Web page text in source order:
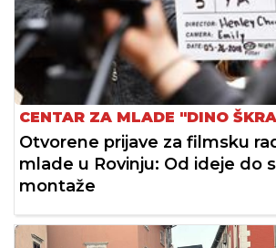
CENTAR ZA MLADE "DINO
Otvorene prijave za filmsku
mlade u Rovinju: Od ideje do
montaže